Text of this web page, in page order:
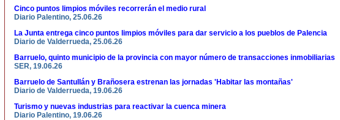
Cinco puntos limpios móviles recorrerán el medio rural
Diario Palentino, 25.06.26
La Junta entrega cinco puntos limpios móviles para dar servicio a los pueblos de Palencia
Diario de Valderrueda, 25.06.26
Barruelo, quinto municipio de la provincia con mayor número de transacciones inmobiliarias
SER, 19.06.26
Barruelo de Santullán y Brañosera estrenan las jornadas 'Habitar las montañas'
Diario de Valderrueda, 19.06.26
Turismo y nuevas industrias para reactivar la cuenca minera
Diario Palentino, 19.06.26